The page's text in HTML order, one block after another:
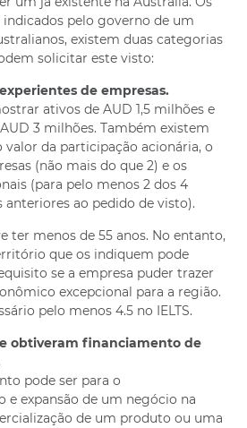
pelo governo de um
existem duas categorias
solicitar este visto:
de empresas.
ativos de AUD 1,5 milhões e
3 milhões. Também existem
valor da participação acionária, o
(não mais do que 2) e os
(para pelo menos 2 dos 4
anteriores ao pedido de visto).
ter menos de 55 anos. No entanto,
que os indiquem pode
se a empresa puder trazer
excepcional para a região.
pelo menos 4.5 no IELTS.
obtiveram financiamento de
pode ser para o
e expansão de um negócio na
de um produto ou uma